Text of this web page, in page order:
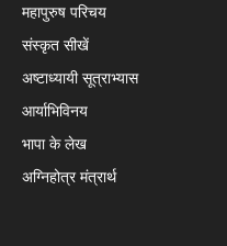
महापुरुष परिचय
संस्कृत सीखें
अष्टाध्यायी सूत्राभ्यास
आर्याभिविनय
भापा के लेख
अग्निहोत्र मंत्रार्थ